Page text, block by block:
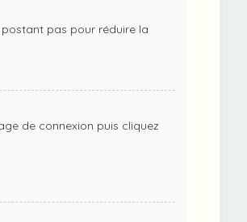
pas pour réduire la
de connexion puis cliquez